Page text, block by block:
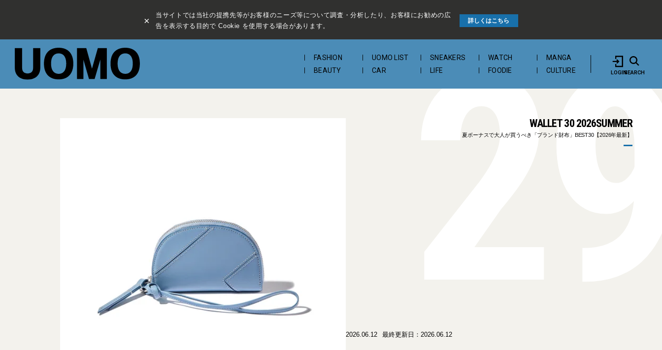
×
当サイトでは当社の提携先等がお客様のニーズ等について調査・分析したり、お客様にお勧めの広
告を表示する目的で Cookie を使用する場合があります。
詳しくはこちら
FASHION UOMO LIST SNEAKERS WATCH
MANGA
BEAUTY
CAR LIFE FOODIE CULTURE LOGINSEARCH
WALLET 30 2026SUMMER
夏ボーナスで大人が買うべき「ブランド財布」BEST30【2026年最新】
2026.06.12 最終更新日：2026.06.12